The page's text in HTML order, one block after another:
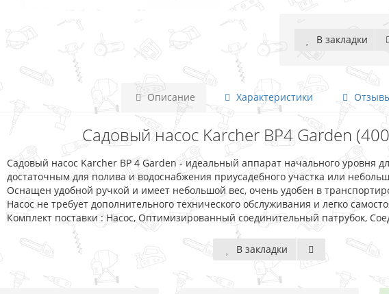
В закладки
Описание Характеристики
Садовый насос Karcher BP4 Garden
Садовый насос Karcher BP 4 Garden - идеальный аппарат начального уровня
достаточным для полива и водоснабжения приусадебного участка или
Оснащен удобной ручкой и имеет небольшой вес, очень удобен в
Насос не требует дополнительного технического обслуживания и легко
Комплект поставки : Насос, Оптимизированный соединительный патрубок,
В закладки